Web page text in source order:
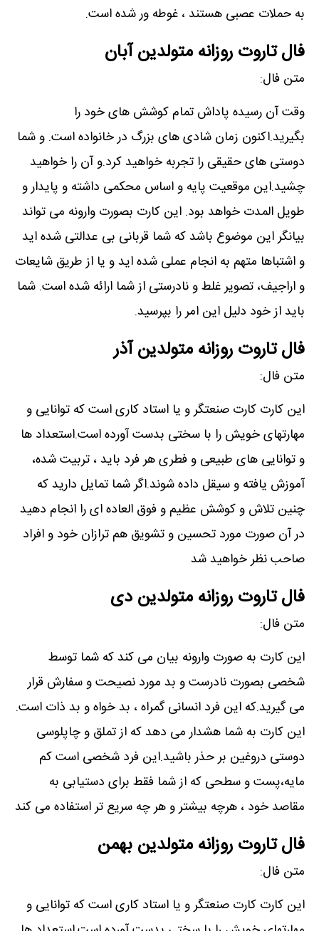
به حملات عصبی هستند ، غوطه ور شده است.
فال تاروت روزانه متولدین آبان
متن فال:
وقت آن رسیده پاداش تمام کوشش های خود را
بگیرید.اکنون زمان شادی های بزرگ در خانواده است. و شما
دوستی های حقیقی را تجربه خواهید کرد.و آن را خواهید
چشید.این موقعیت پایه و اساس محکمی داشته و پایدار و
طویل المدت خواهد بود. این کارت بصورت وارونه می تواند
بیانگر این موضوع باشد که شما قربانی بی عدالتی شده اید
و اشتباها متهم به انجام عملی شده اید و یا از طریق شایعات
و اراجیف، تصویر غلط و نادرستی از شما ارائه شده است. شما
باید از خود دلیل این امر را بپرسید.
فال تاروت روزانه متولدین آذر
متن فال:
این کارت کارت صنعتگر و یا استاد کاری است که توانایی و
مهارتهای خویش را با سختی بدست آورده است.استعداد ها
و توانایی های طبیعی و فطری هر فرد باید ، تربیت شده،
آموزش یافته و سیقل داده شوند.اگر شما تمایل دارید که
چنین تلاش و کوشش عظیم و فوق العاده ای را انجام دهید
در آن صورت مورد تحسین و تشویق هم ترازان خود و افراد
صاحب نظر خواهید شد
فال تاروت روزانه متولدین دی
متن فال:
این کارت به صورت وارونه بیان می کند که شما توسط
شخصی بصورت نادرست و بد مورد نصیحت و سفارش قرار
می گیرید.که این فرد انسانی گمراه ، بد خواه و بد ذات است.
این کارت به شما هشدار می دهد که از تملق و چاپلوسی
دوستی دروغین بر حذر باشید.این فرد شخصی است کم
مایه،پست و سطحی که از شما فقط برای دستیابی به
مقاصد خود ، هرچه بیشتر و هر چه سریع تر استفاده می کند
فال تاروت روزانه متولدین بهمن
متن فال:
این کارت کارت صنعتگر و یا استاد کاری است که توانایی و